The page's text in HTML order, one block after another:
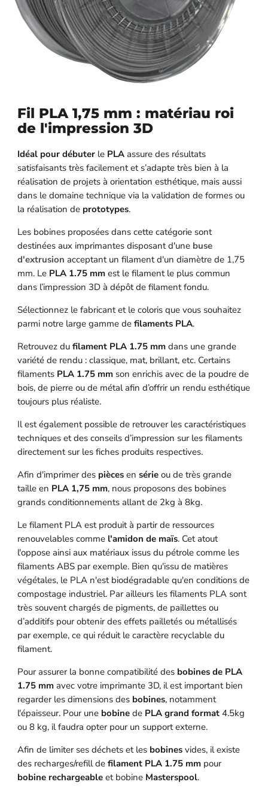
Fil PLA 1,75 mm : matériau roi
de l'impression 3D
Idéal pour débuterle PLAassure des résultats
satisfaisants très facilement et s’adapte très bien à la
réalisation de projets à orientation esthétique, mais aussi
dans le domaine technique via la validation de formes ou
la réalisation de prototypes.
Les bobines proposées dans cette catégorie sont
destinées aux imprimantes disposant d'une buse
d'extrusion acceptant un filament d'un diamètre de 1,75
mm. Le PLA 1.75 mmest le filament le plus commun
dans l’impression 3D à dépôt de filament fondu.
Sélectionnez le fabricant et le coloris que vous souhaitez
parmi notre large gamme de filaments PLA.
Retrouvez du filament PLA 1.75 mmdans une grande
variété de rendu : classique, mat, brillant, etc. Certains
filaments PLA 1.75 mmson enrichis avec de la poudre de
bois, de pierre ou de métal afin d’offrir un rendu esthétique
toujours plus réaliste.
Il est également possible de retrouver les caractéristiques
techniques et des conseils d’impression sur les filaments
directement sur les fiches produits respectives.
Afin d'imprimer des pièces en série ou de très grande
taille en PLA 1,75 mm, nous proposons des bobines
grands conditionnements allant de 2kg à 8kg.
Le filament PLA est produit à partir de ressources
renouvelables comme l'amidon de maïs. Cet atout
l'oppose ainsi aux matériaux issus du pétrole comme les
filaments ABS par exemple. Bien qu'issu de matières
végétales, le PLA n'est biodégradable qu'en conditions de
compostage industriel. Par ailleurs les filaments PLA sont
très souvent chargés de pigments, de paillettes ou
d’additifs pour obtenir des effets pailletés ou métallisés
par exemple, ce qui réduit le caractère recyclable du
filament.
Pour assurer la bonne compatibilité des bobines de PLA
1.75 mmavec votre imprimante 3D, il est important bien
regarder les dimensions des bobines, notamment
l'épaisseur. Pour une bobine de PLA grand format 4.5kg
ou 8 kg, il faudra opter pour un support externe.
Afin de limiter ses déchets et les bobines vides, il existe
des recharges/refill defilament PLA 1.75 mmpour
bobine rechargeable et bobine Masterspool.